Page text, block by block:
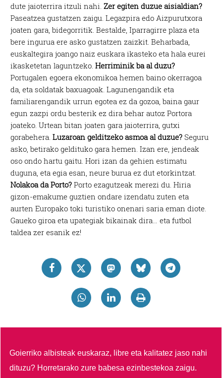
dute jaioterrira itzuli nahi.Zer egiten duzue aisialdian?
Paseatzea gustatzen zaigu. Legazpira edo Aizpurutxora
joaten gara, bidegorritik. Bestalde, Iparragirre plaza eta
bere ingurua ere asko gustatzen zaizkit. Beharbada,
euskaltegira joango naiz euskara ikasteko eta hala eurei
ikasketetan laguntzeko.Herriminik ba al duzu?
Portugalen egoera ekonomikoa hemen baino okerragoa
da, eta soldatak baxuagoak. Lagunengandik eta
familiarengandik urrun egotea ez da gozoa, baina gaur
egun zazpi ordu besterik ez dira behar autoz Portora
joateko. Urtean bitan joaten gara jaioterrira, gutxi
gorabehera.Luzaroan gelditzeko asmoa al duzue? Seguru
asko, betirako geldituko gara hemen. Izan ere, jendeak
oso ondo hartu gaitu. Hori izan da gehien estimatu
duguna, eta egia esan, neure burua ez dut etorkintzat.
Nolakoa da Porto? Porto ezagutzeak merezi du. Hiria
gizon-emakume guztien ondare izendatu zuten eta
aurten Europako toki turistiko onenari saria eman diote.
Gaueko giroa eta upategiak bikainak dira… eta futbol
taldea zer esanik ez!
Goierriko albisteak euskaraz, libre eta kalitatez jaso nahi
dituzu? Horretarako zure babesa ezinbestekoa zaigu.